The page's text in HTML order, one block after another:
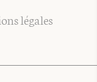
légales